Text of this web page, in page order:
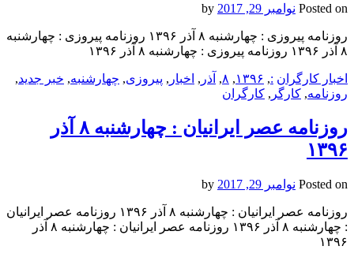
Posted on نوامبر 29, 2017
روزنامه پیروزی : چهارشنبه ۸ آذر ۱۳۹۶ روزنامه پیروزی : چهارشنبه
۸ آذر ۱۳۹۶ روزنامه پیروزی : چهارشنبه ۸ آذر ۱۳۹۶
اخبار کارگران :
, ۱۳۹۶, ۸, آذر , اخبار , پیروزی, چهارشنبه, خبر جدید,
روزنامه, کارگر , کارگران
روزنامه عصر ایرانیان : چهارشنبه ۸ آذر
۱۳۹۶
Posted on نوامبر 29, 2017
روزنامه عصر ایرانیان : چهارشنبه ۸ آذر ۱۳۹۶ روزنامه عصر ایرانیان
: چهارشنبه ۸ آذر ۱۳۹۶ روزنامه عصر ایرانیان : چهارشنبه ۸ آذر
۱۳۹۶